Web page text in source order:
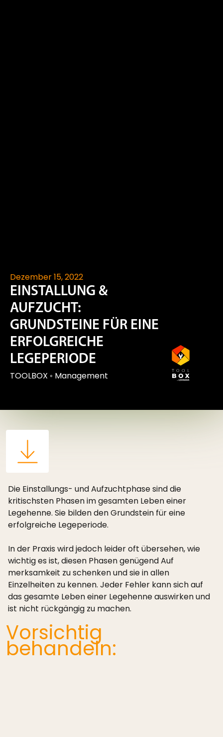
Dezember 15, 2022
EINSTALLUNG &
AUFZUCHT:
GRUNDSTEINE FÜR EINE
ERFOLGREICHE
LEGEPERIODE
TOOLBOX ◦ Management
Die Einstallungs- und Aufzuchtphase sind die
kritischsten Phasen im gesamten Leben einer
Legehenne. Sie bilden den Grundstein für eine
erfolgreiche Legeperiode.
In der Praxis wird jedoch leider oft übersehen, wie
wichtig es ist, diesen Phasen genügend Auf
merksamkeit zu schenken und sie in allen
Einzelheiten zu kennen. Jeder Fehler kann sich auf
das gesamte Leben einer Legehenne auswirken und
ist nicht rückgängig zu machen.
Vorsichtig
behandeln: